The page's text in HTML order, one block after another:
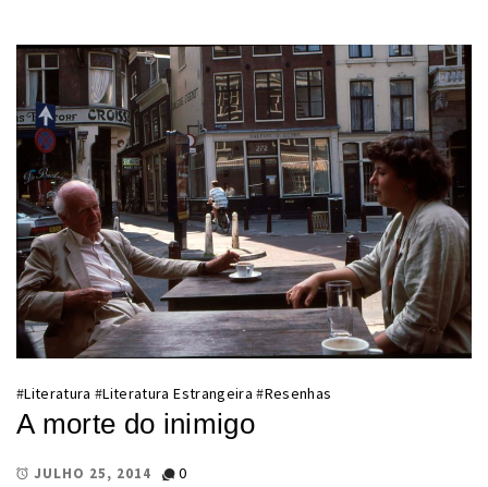
#Literatura #Literatura Estrangeira #Resenhas
A morte do inimigo
JULHO 25, 2014
0